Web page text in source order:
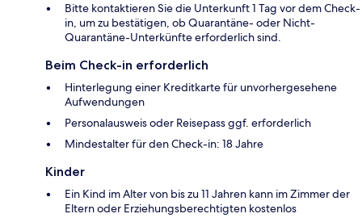
Bitte kontaktieren Sie die Unterkunft 1 Tag vor dem Check-
in, um zu bestätigen, ob Quarantäne- oder Nicht-
Quarantäne-Unterkünfte erforderlich sind.
Beim Check-in erforderlich
Hinterlegung einer Kreditkarte für unvorhergesehene
Aufwendungen
Personalausweis oder Reisepass ggf. erforderlich
Mindestalter für den Check-in: 18 Jahre
Kinder
Ein Kind im Alter von bis zu 11 Jahren kann im Zimmer der
Eltern oder Erziehungsberechtigten kostenlos